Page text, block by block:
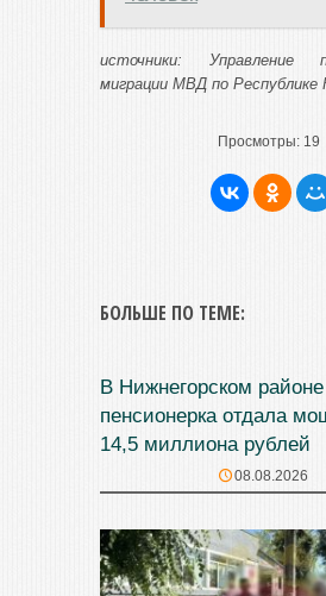
источники: Управление
миграции МВД по Республике
Просмотры: 19
БОЛЬШЕ ПО ТЕМЕ:
В Нижнегорском районе
пенсионерка отдала
14,5 миллиона рублей
08.08.2026